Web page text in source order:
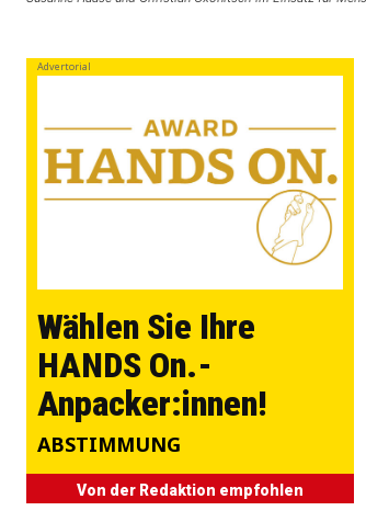
Advertorial
Wählen Sie Ihre
HANDS On.-
Anpacker:innen!
ABSTIMMUNG
Von der Redaktion empfohlen